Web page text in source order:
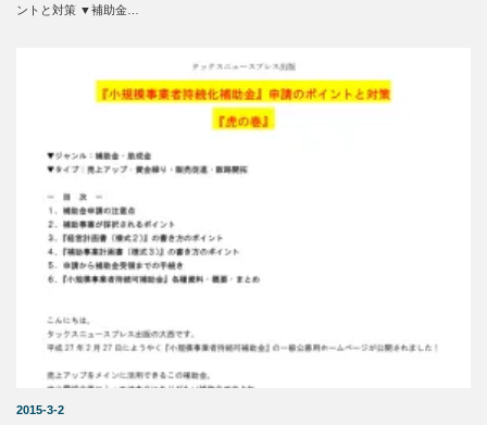
ントと対策 ▼補助金…
2015-3-2